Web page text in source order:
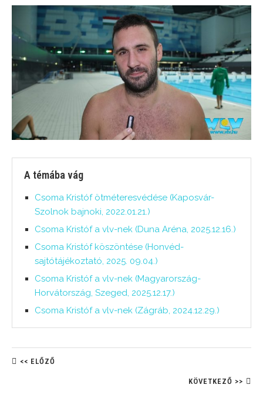
A témába vág
Csoma Kristóf ötméteresvédése (Kaposvár-
Szolnok bajnoki, 2022.01.21.)
Csoma Kristóf a vlv-nek (Duna Aréna, 2025.12.16.)
Csoma Kristóf köszöntése (Honvéd-
sajtótájékoztató, 2025. 09.04.)
Csoma Kristóf a vlv-nek (Magyarország-
Horvátország, Szeged, 2025.12.17.)
Csoma Kristóf a vlv-nek (Zágráb, 2024.12.29.)
<< ELŐZŐ
KÖVETKEZŐ >>